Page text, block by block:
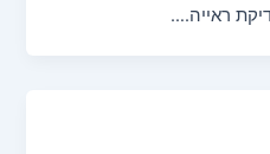
ראייה.…